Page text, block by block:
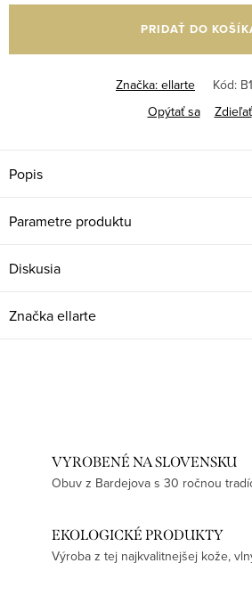
cena:
PRIDAŤ DO
Značka: ellarte Kód:
Opýtať sa
Zdieľať
Popis
Parametre produktu
Diskusia
Značkaellarte
VYROBENÉ NA SLOVENSKU
Obuv z Bardejova s 30 ročnou
EKOLOGICKÉ PRODUKTY
Výroba z tej najkvalitnejšej kože,